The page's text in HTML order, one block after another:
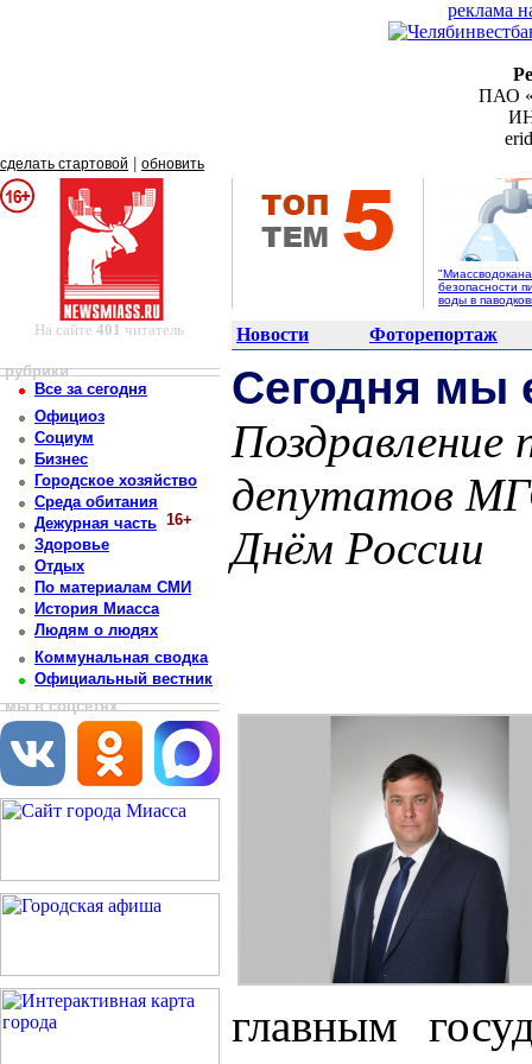
реклама
ПАО
сделать стартовой обновить
безопасности
воды в
На сайте401 читатель Новости Фоторепортаж
рубрики
Все за сегодня
Официоз
Социум
Бизнес
Городское хозяйство
Среда обитания
Дежурная часть 16+
Здоровье
Отдых
По материалам СМИ
История Миасса
Людям о людях
Коммунальная сводка
Официальный вестник
мы в соцсетях
Сегодня мы
Поздравление
депутатов
Днём России
главным